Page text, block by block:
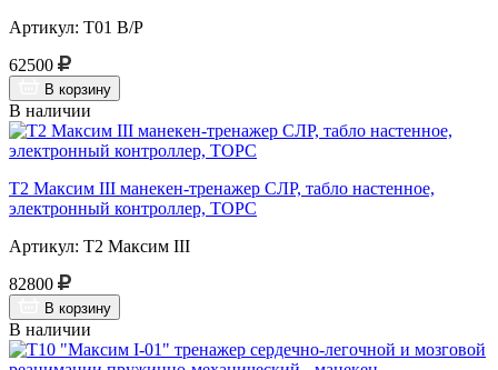
Артикул: Т01 В/Р
62500
В корзину
В наличии
Т2 Максим III манекен-тренажер СЛР, табло настенное,
электронный контроллер, ТОРС
Артикул: Т2 Максим III
82800
В корзину
В наличии